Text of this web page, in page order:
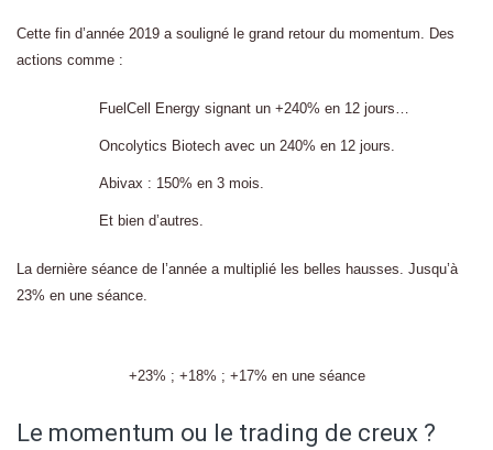
Cette fin d’année 2019 a souligné le grand retour du momentum. Des
actions comme :
FuelCell Energy signant un +240% en 12 jours…
Oncolytics Biotech avec un 240% en 12 jours.
Abivax : 150% en 3 mois.
Et bien d’autres.
La dernière séance de l’année a multiplié les belles hausses. Jusqu’à
23% en une séance.
+23% ; +18% ; +17% en une séance
Le momentum ou le trading de creux ?